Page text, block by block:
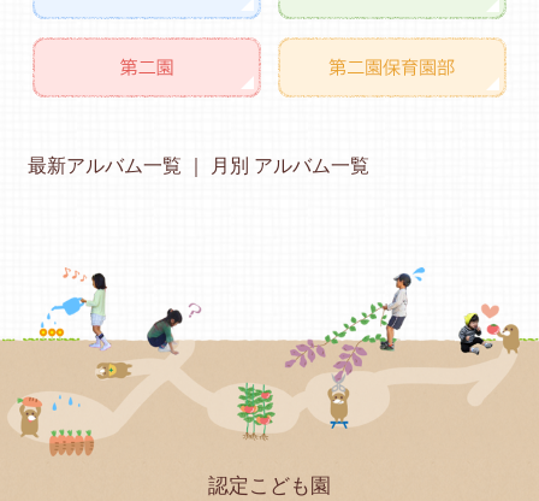
最新アルバム一覧 月別 アルバム一覧
認定こども園